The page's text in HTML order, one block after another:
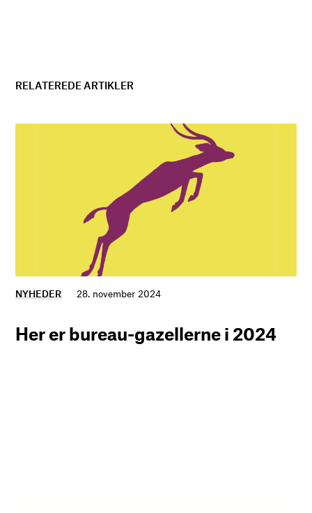
RELATEREDE ARTIKLER
NYHEDER 28. november 2024
Her er bureau-gazellerne i 2024